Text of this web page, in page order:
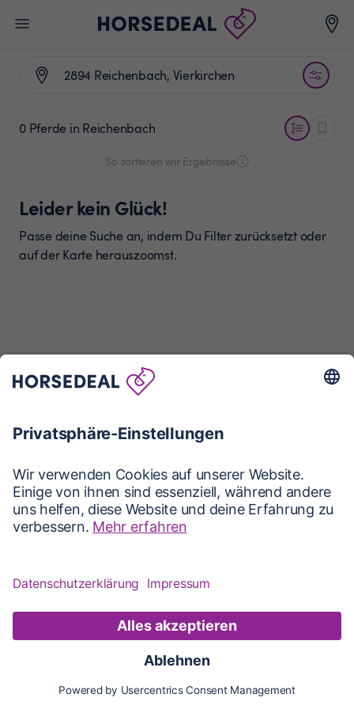
Karte Updates Konto
Karte
0 Pferde in Reichenbach
So sortieren wir Ergebnisse
Leider kein Glück!
Passe deine Suche an, indem Du Filter zurücksetzt oder
auf der Karte herauszoomst.